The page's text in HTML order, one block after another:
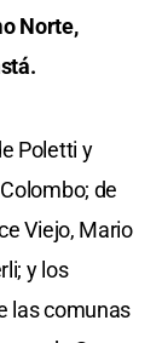
Norte,
Poletti y
de
Viejo, Mario
y los
las comunas